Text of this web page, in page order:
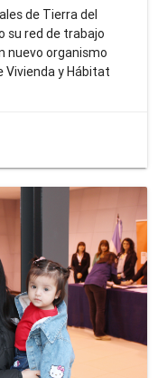
de Tierra del
su red de trabajo
nuevo organismo
Vivienda y Hábitat